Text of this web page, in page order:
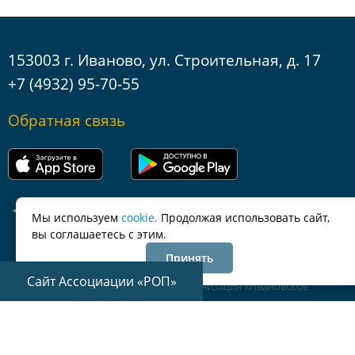
153003 г. Иваново, ул. Строительная, д. 17
+7 (4932) 95-70-55
Обратная связь
© Ассоциация саморегулируемая организация «Ивановское
Объединение Строителей»
Сайт Ассоциации «РОП»
Мы используем cookie. Продолжая использовать сайт,
вы соглашаетесь с этим.
Принять